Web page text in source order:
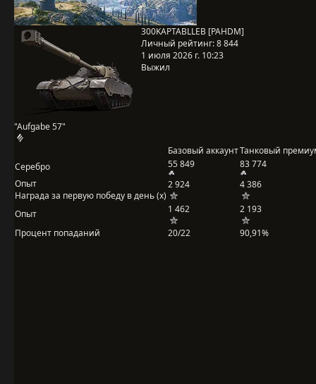
"Aufgabe 57"
300KAPTABLLEB [PAHDM]
Личный рейтинг:8 844
1 июля 2026 г. 10:23
Выжил
Базовый аккаунтТанковый
Серебро
55 849
83 774
Опыт
Награда за первую победу в день (x)
2 924 4 386
Опыт 1 462
2 193
Процент попаданий
20/22 90,91%